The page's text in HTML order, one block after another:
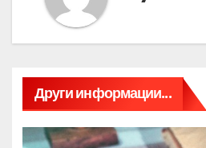
Други информации...